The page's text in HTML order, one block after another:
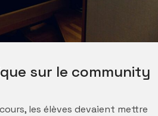
sur le community
les élèves devaient mettre